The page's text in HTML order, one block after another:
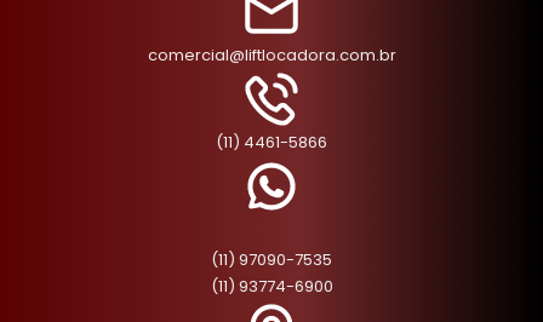
comercial@liftlocadora.com.br
(11) 4461-5866
(11) 97090-7535
(11) 93774-6900